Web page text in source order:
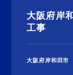
大阪府岸
工事
大阪府岸和田市